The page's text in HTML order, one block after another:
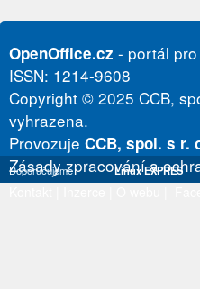
OpenOffice.cz - portál
ISSN: 1214-9608
Copyright © 2025 CCB,
vyhrazena.
Provozuje CCB, spol. s r.
Zásady zpracování a
Doporučujeme Linux EXPRES